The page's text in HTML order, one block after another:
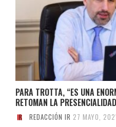
PARA TROTTA, “ES UNA
RETOMAN LA
REDACCIÓN IR 27 MAYO,